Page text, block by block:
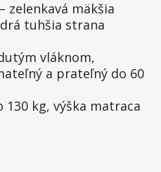
zelenkavá mäkšia
tuhšia strana
vláknom,
a prateľný do 60
kg, výška matraca